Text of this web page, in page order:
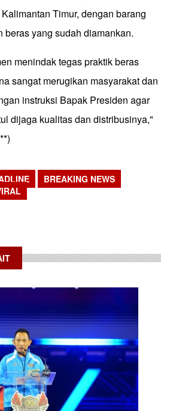
Timur, dengan barang
beras yang sudah diamankan.
menindak tegas praktik beras
sangat merugikan masyarakat dan
instruksi Bapak Presiden agar
dijaga kualitas dan distribusinya,"
BREAKING NEWS